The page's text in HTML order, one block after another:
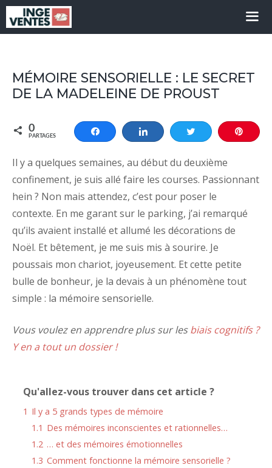
Aller
au
MÉMOIRE SENSORIELLE : LE SECRET
DE LA MADELEINE DE PROUST
0
PARTAGES
Partagez Partagez Tweetez
Il y a quelques semaines, au début du deuxième
confinement, je suis allé faire les courses. Passionnant
hein ? Non mais attendez, c’est pour poser le
contexte. En me garant sur le parking, j’ai remarqué
qu’ils avaient installé et allumé les décorations de
Noël. Et bêtement, je me suis mis à sourire. Je
poussais mon chariot, joyeusement. Et cette petite
bulle de bonheur, je la devais à un phénomène tout
simple : la mémoire sensorielle.
Vous voulez en apprendre plus sur lesbiais cognitifs ?
Y en a tout un dossier !
Qu'allez-vous trouver dans cet article ?
1 Il y a 5 grands types de mémoire
1.1 Des mémoires inconscientes et rationnelles…
1.2 … et des mémoires émotionnelles
1.3 Comment fonctionne la mémoire sensorielle ?